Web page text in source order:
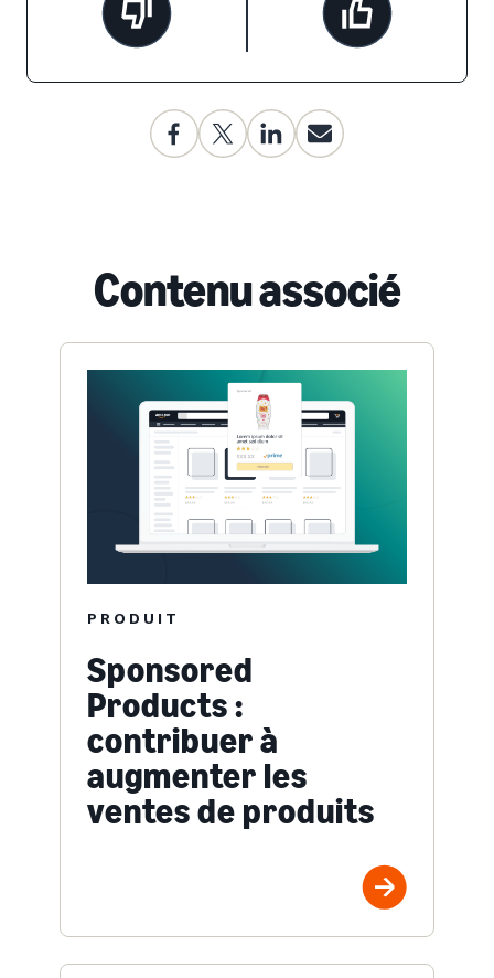
Contenu associé
PRODUIT
Sponsored
Products :
contribuer à
augmenter les
ventes de produits